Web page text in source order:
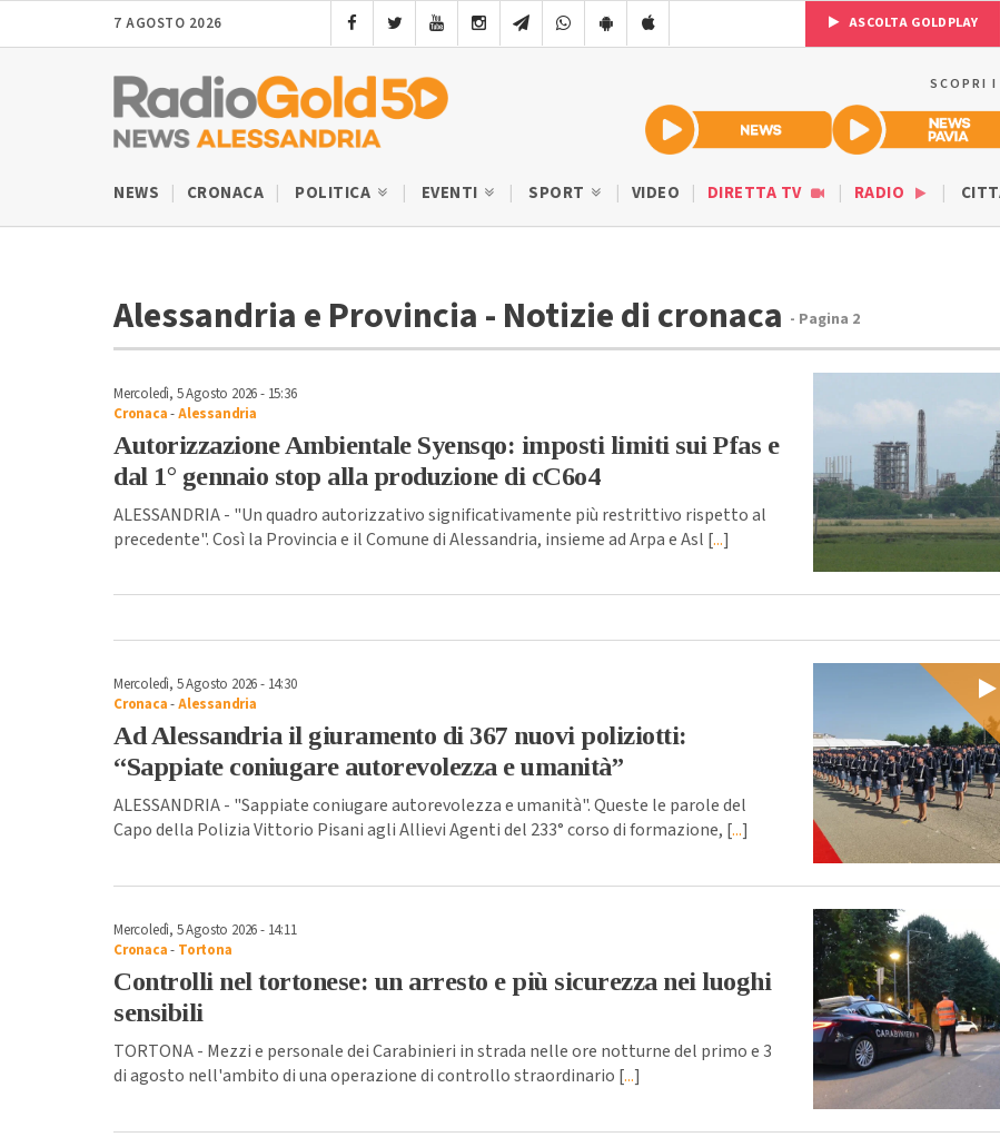
7 AGOSTO 2026 ASCOLTA GOLDPLAY
SCOPRI
NEWS CRONACA POLITICA EVENTI SPORT VIDEO DIRETTA TV RADIO
Alessandria e Provincia - Notizie di cronaca - Pagina 2
Mercoledì, 5 Agosto 2026 - 15:36
Cronaca-Alessandria
Autorizzazione Ambientale Syensqo: imposti limiti sui Pfas e
dal 1° gennaio stop alla produzione di cC6o4
ALESSANDRIA - "Un quadro autorizzativo significativamente più restrittivo rispetto al
precedente". Così la Provincia e il Comune di Alessandria, insieme ad Arpa e Asl [...]
Mercoledì, 5 Agosto 2026 - 14:30
Cronaca-Alessandria
Ad Alessandria il giuramento di 367 nuovi poliziotti:
“Sappiate coniugare autorevolezza e umanità”
ALESSANDRIA - "Sappiate coniugare autorevolezza e umanità". Queste le parole del
Capo della Polizia Vittorio Pisani agli Allievi Agenti del 233° corso di formazione, [...]
Mercoledì, 5 Agosto 2026 - 14:11
Cronaca- Tortona
Controlli nel tortonese: un arresto e più sicurezza nei luoghi
sensibili
TORTONA - Mezzi e personale dei Carabinieri in strada nelle ore notturne del primo e 3
di agosto nell'ambito di una operazione di controllo straordinario [...]